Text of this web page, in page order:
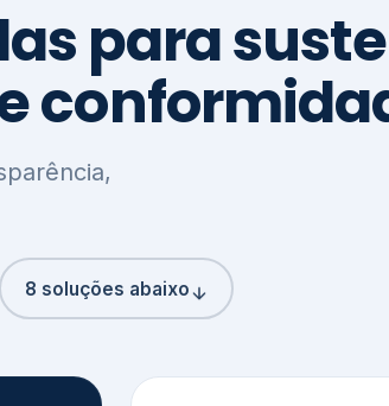
para
8 soluções abaixo